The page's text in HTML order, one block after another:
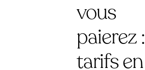
vous
paierez :
tarifs en